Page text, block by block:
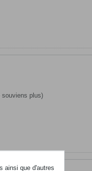
souviens plus)
ainsi que d'autres